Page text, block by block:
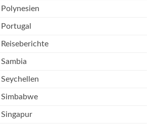
Polynesien
Portugal
Reiseberichte
Sambia
Seychellen
Simbabwe
Singapur